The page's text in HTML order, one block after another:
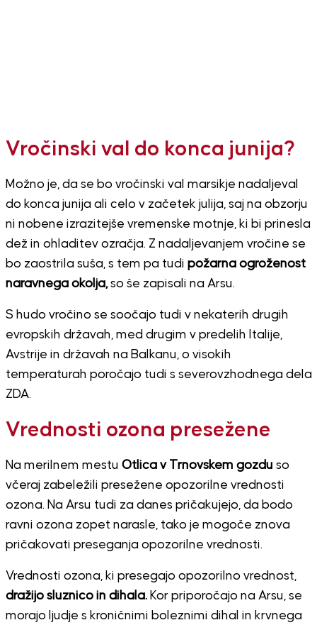
Vročinski val do konca junija?
Možno je, da se bo vročinski val marsikje nadaljeval
do konca junija ali celo v začetek julija, saj na obzorju
ni nobene izrazitejše vremenske motnje, ki bi prinesla
dež in ohladitev ozračja. Z nadaljevanjem vročine se
bo zaostrila suša, s tem pa tudi požarna ogroženost
naravnega okolja,so še zapisali na Arsu.
S hudo vročino se soočajo tudi v nekaterih drugih
evropskih državah, med drugim v predelih Italije,
Avstrije in državah na Balkanu, o visokih
temperaturah poročajo tudi s severovzhodnega dela
ZDA.
Vrednosti ozona presežene
Na merilnem mestu Otlica v Trnovskem gozdu so
včeraj zabeležili presežene opozorilne vrednosti
ozona. Na Arsu tudi za danes pričakujejo, da bodo
ravni ozona zopet narasle, tako je mogoče znova
pričakovati preseganja opozorilne vrednosti.
Vrednosti ozona, ki presegajo opozorilno vrednost,
dražijo sluznico in dihala.Kor priporočajo na Arsu, se
morajo ljudje s kroničnimi boleznimi dihal in krvnega